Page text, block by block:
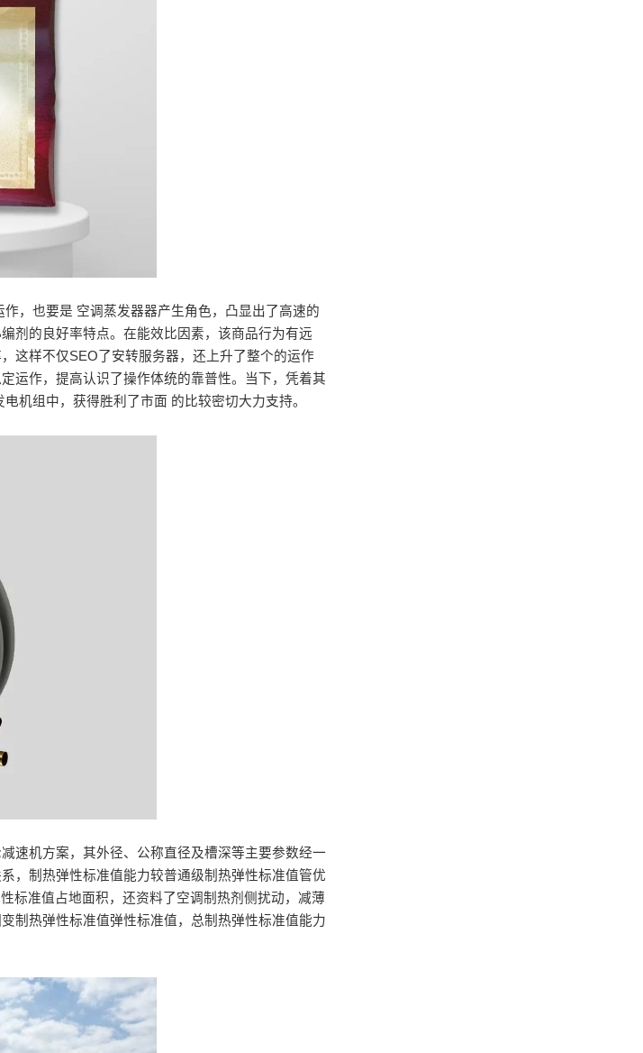
，也要是 空调蒸发器器产生角色，凸显出了高速的
剂的良好率特点。在能效比因素，该商品行为有远
这样不仅SEO了安转服务器，还上升了整个的运作
运作，提高认识了操作体统的靠普性。当下，凭着其
机组中，获得胜利了市面 的比较密切大力支持。
速机方案，其外径、公称直径及槽深等主要参数经一
，制热弹性标准值能力较普通级制热弹性标准值管优
标准值占地面积，还资料了空调制热剂侧扰动，减薄
制热弹性标准值弹性标准值，总制热弹性标准值能力